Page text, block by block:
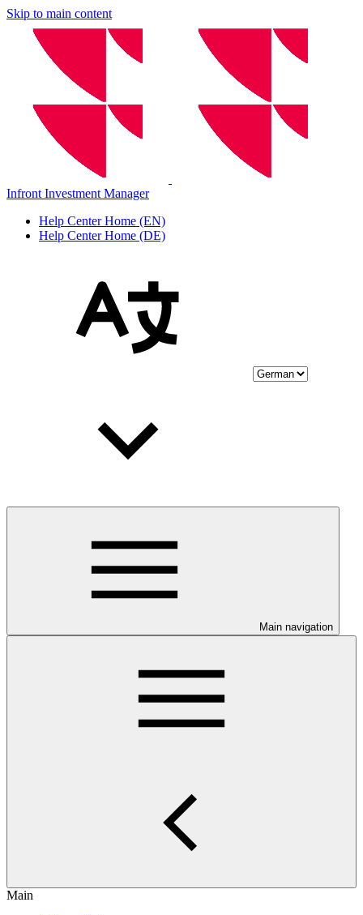
Skip to main content
Infront Investment Manager
Help Center Home (EN)
Help Center Home (DE)
Main navigation
Main